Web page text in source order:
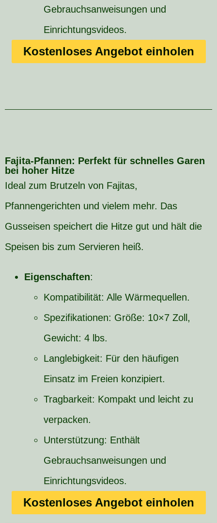
Gebrauchsanweisungen und
Einrichtungsvideos.
Kostenloses Angebot einholen
Fajita-Pfannen: Perfekt für schnelles Garen
bei hoher Hitze
Ideal zum Brutzeln von Fajitas,
Pfannengerichten und vielem mehr. Das
Gusseisen speichert die Hitze gut und hält die
Speisen bis zum Servieren heiß.
Eigenschaften:
Kompatibilität: Alle Wärmequellen.
Spezifikationen: Größe: 10×7 Zoll,
Gewicht: 4 lbs.
Langlebigkeit: Für den häufigen
Einsatz im Freien konzipiert.
Tragbarkeit: Kompakt und leicht zu
verpacken.
Unterstützung: Enthält
Gebrauchsanweisungen und
Einrichtungsvideos.
Kostenloses Angebot einholen